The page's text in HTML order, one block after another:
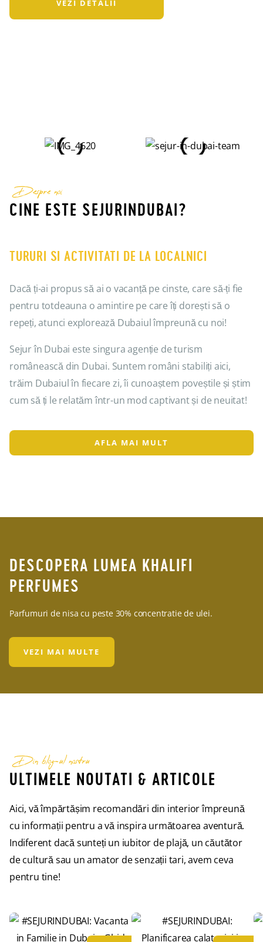
VEZI DETALII
Despre noi
CINE ESTE SEJURINDUBAI?
TURURI SI ACTIVITATI DE LA LOCALNICI
Dacă ți-ai propus să ai o vacanță pe cinste, care să-ți fie
pentru totdeauna o amintire pe care îți dorești să o
repeți, atunci explorează Dubaiul împreună cu noi!
Sejur în Dubai este singura agenție de turism
românească din Dubai. Suntem români stabiliți aici,
trăim Dubaiul în fiecare zi, îi cunoaștem poveștile și știm
cum să ți le relatăm într-un mod captivant și de neuitat!
AFLA MAI MULT
DESCOPERA LUMEA KHALIFI
PERFUMES
Parfumuri de nisa cu peste 30% concentratie de ulei.
VEZI MAI MULTE
Din blog-ul nostru
ULTIMELE NOUTATI & ARTICOLE
Aici, vă împărtășim recomandări din interior împreună
cu informații pentru a vă inspira următoarea aventură.
Indiferent dacă sunteți un iubitor de plajă, un căutător
de cultură sau un amator de senzații tari, avem ceva
pentru tine!